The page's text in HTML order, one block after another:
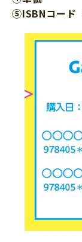
⑤ISBNコード